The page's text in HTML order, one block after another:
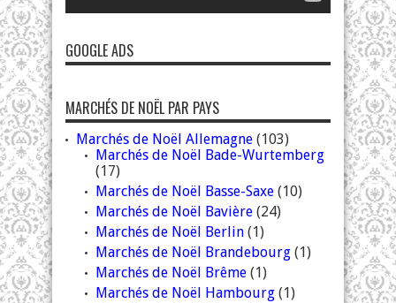
GOOGLE ADS
MARCHÉS DE NOËL PAR PAYS
Marchés de Noël Allemagne (103)
Marchés de Noël Bade-Wurtemberg
(17)
Marchés de Noël Basse-Saxe (10)
Marchés de Noël Bavière (24)
Marchés de Noël Berlin (1)
Marchés de Noël Brandebourg (1)
Marchés de Noël Brême (1)
Marchés de Noël Hambourg (1)